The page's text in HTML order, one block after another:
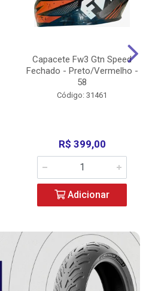
Capacete Fw3 Gtn Speed
Fechado - Preto/Vermelho -
58
Código: 31461
R$ 399,00
Adicionar